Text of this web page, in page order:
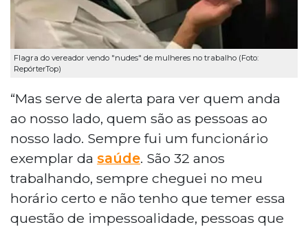
Flagra do vereador vendo "nudes" de mulheres no trabalho (Foto:
RepórterTop)
“Mas serve de alerta para ver quem anda
ao nosso lado, quem são as pessoas ao
nosso lado. Sempre fui um funcionário
exemplar da saúde. São 32 anos
trabalhando, sempre cheguei no meu
horário certo e não tenho que temer essa
questão de impessoalidade, pessoas que